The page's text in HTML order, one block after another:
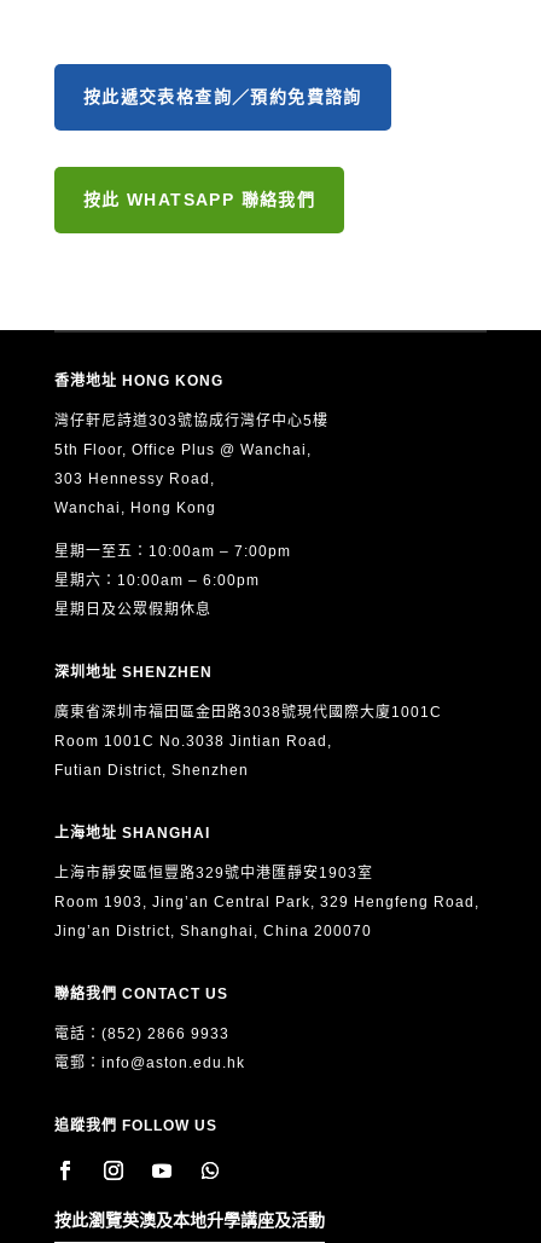
按此遞交表格查詢／預約免費諮詢
按此 WHATSAPP 聯絡我們
香港地址 HONG KONG
灣仔軒尼詩道303號協成行灣仔中心5樓
5th Floor, Office Plus @ Wanchai,
303 Hennessy Road,
Wanchai, Hong Kong
星期一至五：10:00am – 7:00pm
星期六：10:00am – 6:00pm
星期日及公眾假期休息
深圳地址 SHENZHEN
廣東省深圳市福田區金田路3038號現代國際大廈1001C
Room 1001C No.3038 Jintian Road,
Futian District, Shenzhen
上海地址 SHANGHAI
上海市靜安區恒豐路329號中港匯靜安1903室
Room 1903, Jing’an Central Park, 329 Hengfeng Road,
Jing’an District, Shanghai, China 200070
聯絡我們 CONTACT US
電話：(852) 2866 9933
電郵： info@aston.edu.hk
追蹤我們 FOLLOW US
按此瀏覽英澳及本地升學講座及活動